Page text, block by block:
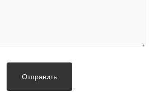
Отправить